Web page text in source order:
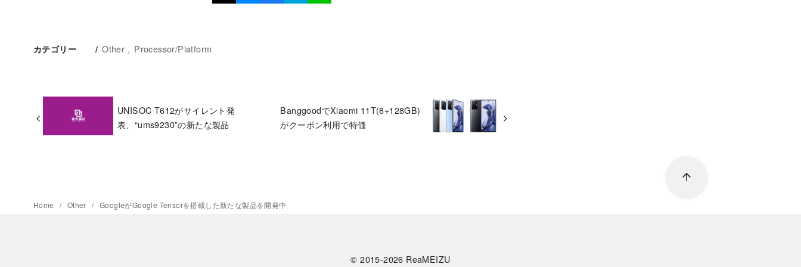
カテゴリー Other Processor/Platform
UNISOC T612がサイレント発
表、“ums9230”の新たな製品
BanggoodでXiaomi 11T(8+128GB)
がクーポン利用で特価
Home Other GoogleがGoogle Tensorを搭載した新たな製品を開発中
© 2015-2026 ReaMEIZU